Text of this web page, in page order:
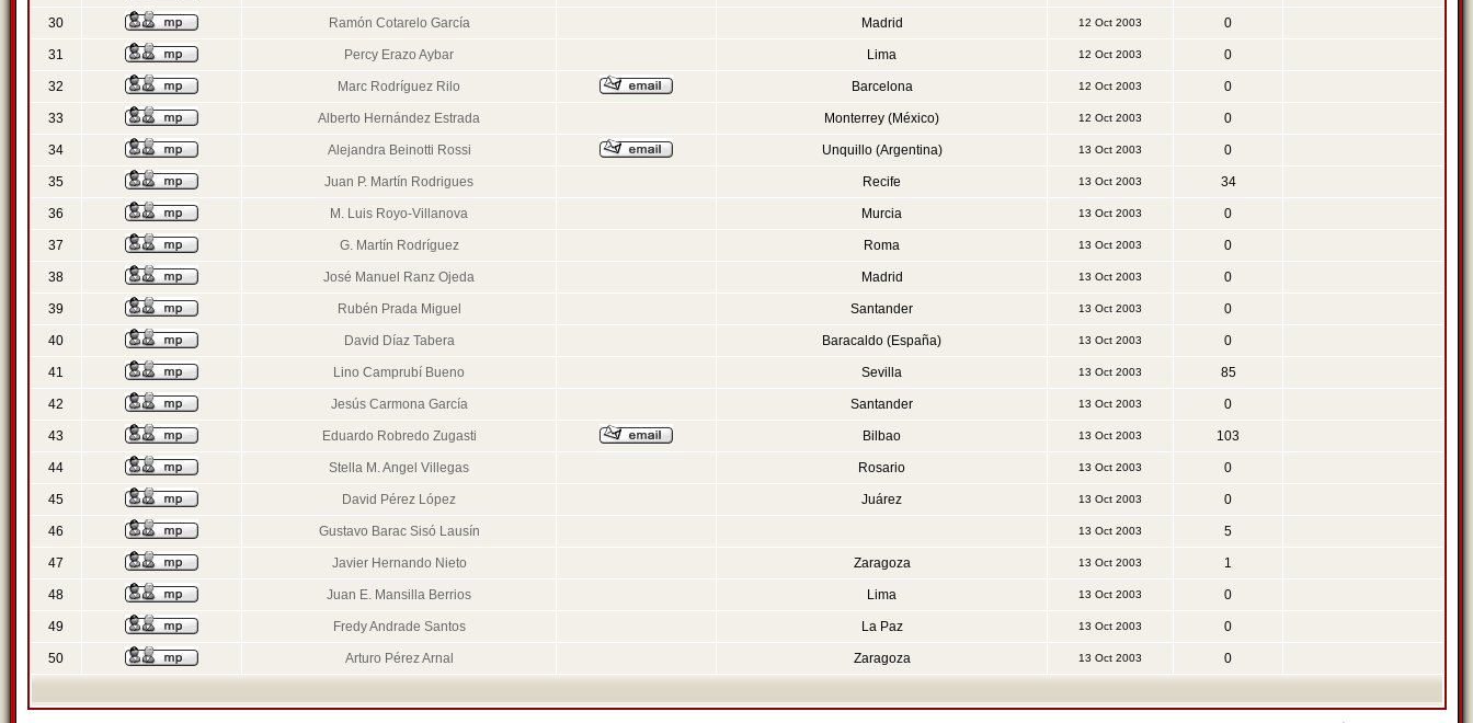
30 Ramón Cotarelo García Madrid 12 Oct 2003 0
31 Percy Erazo Aybar Lima 12 Oct 2003 0
32 Marc Rodríguez Rilo Barcelona 12 Oct 2003 0
33 Alberto Hernández Estrada Monterrey (México) 12 Oct 2003 0
34 Alejandra Beinotti Rossi Unquillo (Argentina) 13 Oct 2003 0
35 Juan P. Martín Rodrigues Recife 13 Oct 2003 34
36 M. Luis Royo-Villanova Murcia 13 Oct 2003 0
37 G. Martín Rodríguez Roma 13 Oct 2003 0
38 José Manuel Ranz Ojeda Madrid 13 Oct 2003 0
39 Rubén Prada Miguel Santander 13 Oct 2003 0
40 David Díaz Tabera Baracaldo (España) 13 Oct 2003 0
41 Lino Camprubí Bueno Sevilla 13 Oct 2003 85
42 Jesús Carmona García Santander 13 Oct 2003 0
43 Eduardo Robredo Zugasti Bilbao 13 Oct 2003 103
44 Stella M. Angel Villegas Rosario 13 Oct 2003 0
45 David Pérez López Juárez 13 Oct 2003 0
46 Gustavo Barac Sisó Lausín 13 Oct 2003 5
47 Javier Hernando Nieto Zaragoza 13 Oct 2003 1
48 Juan E. Mansilla Berrios Lima 13 Oct 2003 0
49 Fredy Andrade Santos La Paz 13 Oct 2003 0
50 Arturo Pérez Arnal Zaragoza 13 Oct 2003 0